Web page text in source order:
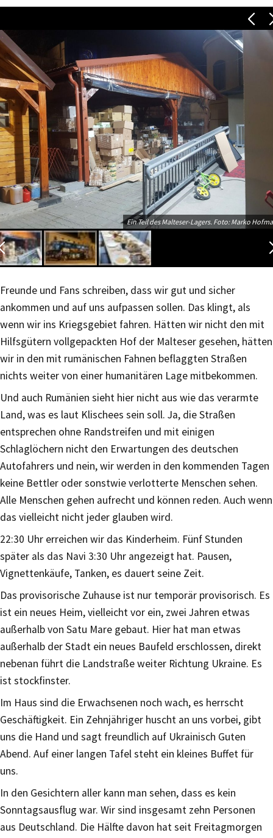
Ein Teil des Malteser-Lagers. Foto: Marko
Freunde und Fans schreiben, dass wir gut und sicher
ankommen und auf uns aufpassen sollen. Das klingt, als
wenn wir ins Kriegsgebiet fahren. Hätten wir nicht den mit
Hilfsgütern vollgepackten Hof der Malteser gesehen, hätten
wir in den mit rumänischen Fahnen beflaggten Straßen
nichts weiter von einer humanitären Lage mitbekommen.
Und auch Rumänien sieht hier nicht aus wie das verarmte
Land, was es laut Klischees sein soll. Ja, die Straßen
entsprechen ohne Randstreifen und mit einigen
Schlaglöchern nicht den Erwartungen des deutschen
Autofahrers und nein, wir werden in den kommenden Tagen
keine Bettler oder sonstwie verlotterte Menschen sehen.
Alle Menschen gehen aufrecht und können reden. Auch wenn
das vielleicht nicht jeder glauben wird.
22:30 Uhr erreichen wir das Kinderheim. Fünf Stunden
später als das Navi 3:30 Uhr angezeigt hat. Pausen,
Vignettenkäufe, Tanken, es dauert seine Zeit.
Das provisorische Zuhause ist nur temporär provisorisch. Es
ist ein neues Heim, vielleicht vor ein, zwei Jahren etwas
außerhalb von Satu Mare gebaut. Hier hat man etwas
außerhalb der Stadt ein neues Baufeld erschlossen, direkt
nebenan führt die Landstraße weiter Richtung Ukraine. Es
ist stockfinster.
Im Haus sind die Erwachsenen noch wach, es herrscht
Geschäftigkeit. Ein Zehnjähriger huscht an uns vorbei, gibt
uns die Hand und sagt freundlich auf Ukrainisch Guten
Abend. Auf einer langen Tafel steht ein kleines Buffet für
uns.
In den Gesichtern aller kann man sehen, dass es kein
Sonntagsausflug war. Wir sind insgesamt zehn Personen
aus Deutschland. Die Hälfte davon hat seit Freitagmorgen